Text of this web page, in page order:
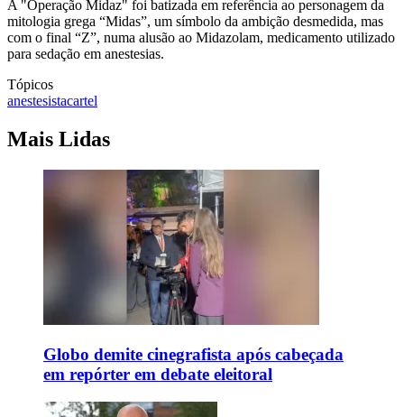
A "Operação Midaz" foi batizada em referência ao personagem da
mitologia grega “Midas”, um símbolo da ambição desmedida, mas
com o final “Z”, numa alusão ao Midazolam, medicamento utilizado
para sedação em anestesias.
Tópicos
anestesistacartel
Mais Lidas
Globo demite cinegrafista após cabeçada
em repórter em debate eleitoral